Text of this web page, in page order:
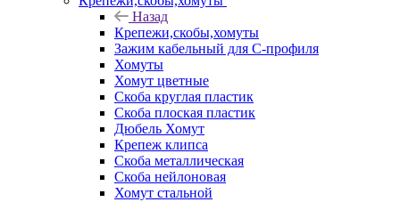
Назад
Крепежи,скобы,хомуты
Зажим кабельный для С-профиля
Хомуты
Хомут цветные
Скоба круглая пластик
Скоба плоская пластик
Дюбель Хомут
Крепеж клипса
Скоба металлическая
Скоба нейлоновая
Хомут стальной